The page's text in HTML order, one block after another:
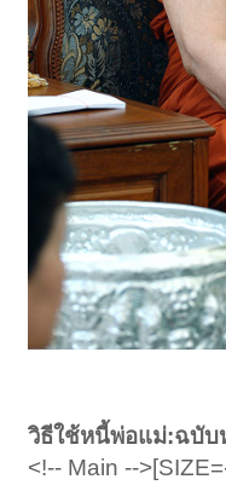
วิธีใช้หนี้พ่อแม่:ฉบับ
<!-- Main --